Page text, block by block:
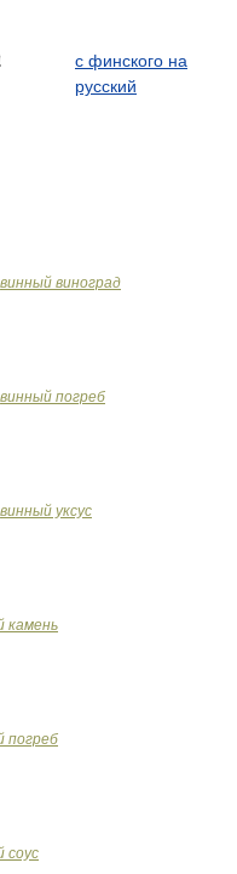
с финского на
русский
винный виноград
винный погреб
винный уксус
камень
погреб
соус